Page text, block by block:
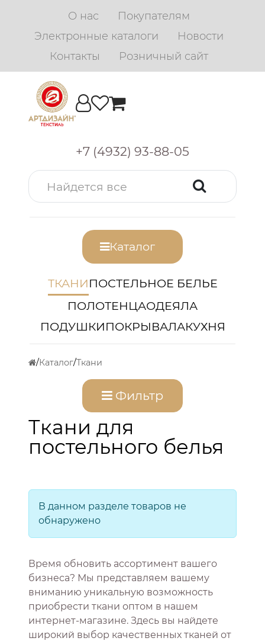
О нас
Покупателям
Электронные каталоги
Новости
Контакты
Розничный сайт
+7 (4932) 93-88-05
Каталог
ТКАНИПОСТЕЛЬНОЕ БЕЛЬЕ
ПОЛОТЕНЦАОДЕЯЛА
ПОДУШКИПОКРЫВАЛАКУХНЯ
Каталог Ткани
Фильтр
Ткани для
постельного белья
В данном разделе товаров не
обнаружено
Время обновить ассортимент вашего
бизнеса? Мы представляем вашему
вниманию уникальную возможность
приобрести ткани оптом в нашем
интернет-магазине. Здесь вы найдете
широкий выбор качественных тканей от